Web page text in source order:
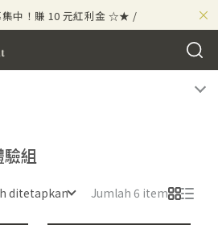
×
中！賺 10 元紅利金 ☆★ /
會員贈 50 元紅利金
中！賺 10 元紅利金 ☆★ /
組
ditetapkan Jumlah 6 item